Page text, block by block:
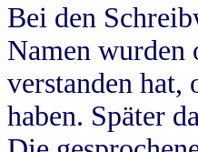
Bei den
Namen wurden
verstanden hat,
haben. Später